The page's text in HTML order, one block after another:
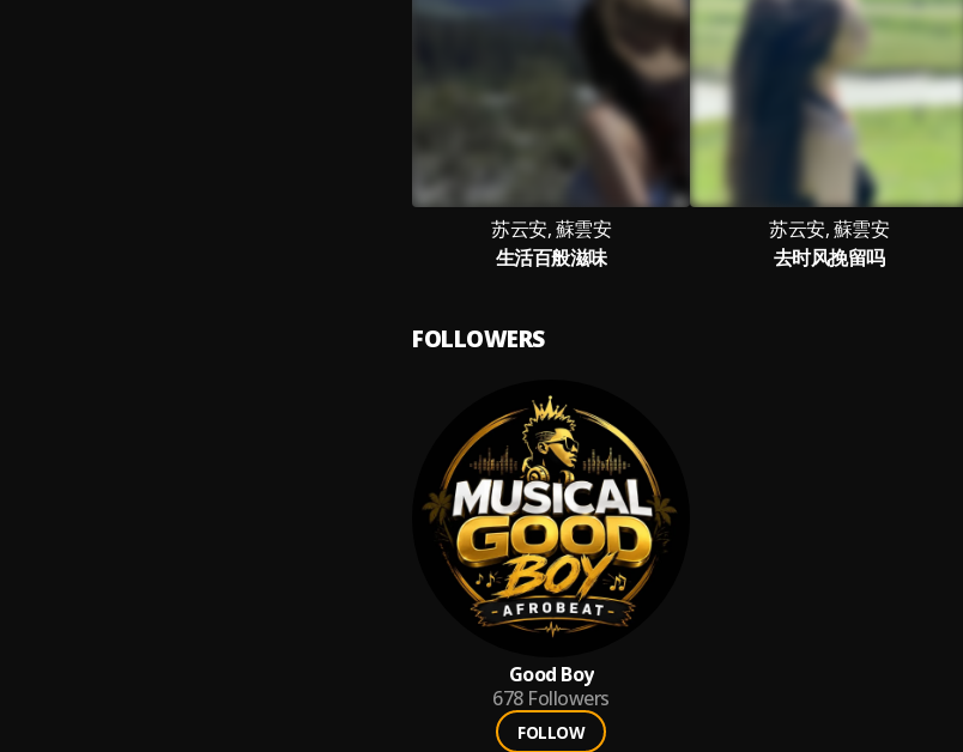
苏云安, 蘇雲安
生活百般滋味
苏云安, 蘇雲安
去时风挽留吗
FOLLOWERS
Good Boy
678 Followers
FOLLOW